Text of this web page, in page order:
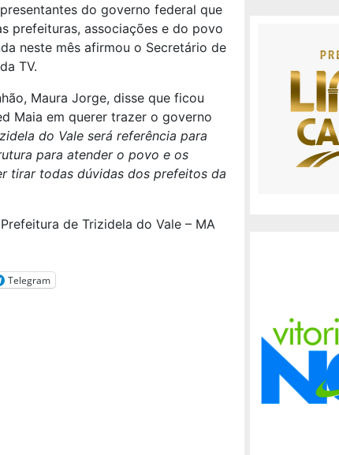
do governo federal que
prefeituras, associações e do povo
neste mês afirmou o Secretário de
TV.
Maura Jorge, disse que ficou
Maia em querer trazer o governo
do Vale será referência para
para atender o povo e os
tirar todas dúvidas dos prefeitos da
de Trizidela do Vale – MA
Telegram